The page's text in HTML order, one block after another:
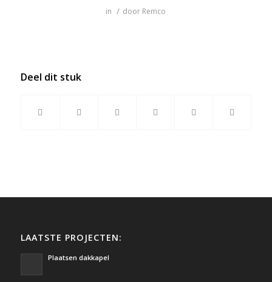
in / door Remco
Deel dit stuk
LAATSTE PROJECTEN:
Plaatsen dakkapel